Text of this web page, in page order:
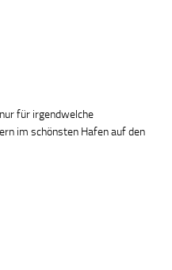
für irgendwelche
im schönsten Hafen auf den